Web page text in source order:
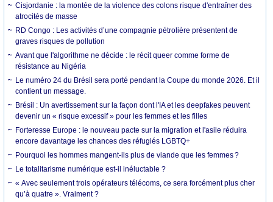
Cisjordanie : la montée de la violence des colons risque d'entraîner des
atrocités de masse
RD Congo : Les activités d’une compagnie pétrolière présentent de
graves risques de pollution
Avant que l'algorithme ne décide : le récit queer comme forme de
résistance au Nigéria
Le numéro 24 du Brésil sera porté pendant la Coupe du monde 2026. Et il
contient un message.
Brésil : Un avertissement sur la façon dont l'IA et les deepfakes peuvent
devenir un « risque excessif » pour les femmes et les filles
Forteresse Europe : le nouveau pacte sur la migration et l'asile réduira
encore davantage les chances des réfugiés LGBTQ+
Pourquoi les hommes mangent-ils plus de viande que les femmes ?
Le totalitarisme numérique est-il inéluctable ?
« Avec seulement trois opérateurs télécoms, ce sera forcément plus cher
qu’à quatre ». Vraiment ?